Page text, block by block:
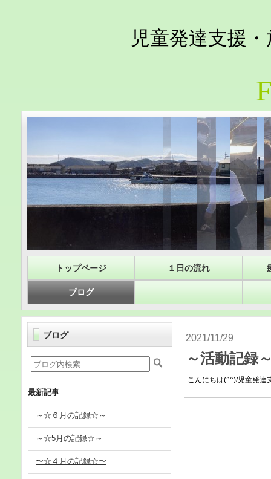
児童発達支援
トップページ １日の流れ
ブログ
2021/11/29
～活動記録
こんにちは(^^)/児童発達
ブログ
最新記事
～☆６月の記録☆～
～☆5月の記録☆～
〜☆４月の記録☆〜